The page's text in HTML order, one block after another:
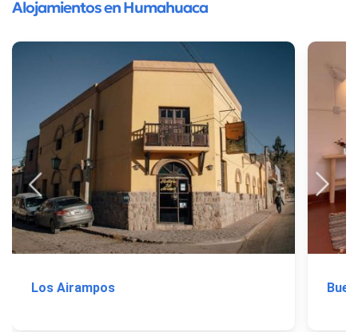
Alojamientos en Humahuaca
Los Airampos